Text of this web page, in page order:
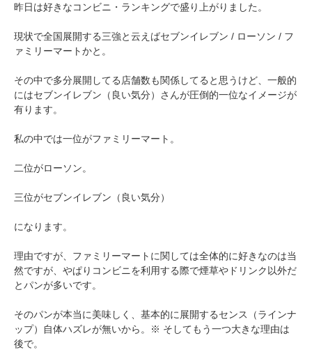
昨日は好きなコンビニ・ランキングで盛り上がりました。
現状で全国展開する三強と云えばセブンイレブン / ローソン / フ
ァミリーマートかと。
その中で多分展開してる店舗数も関係してると思うけど、一般的
にはセブンイレブン（良い気分）さんが圧倒的一位なイメージが
有ります。
私の中では一位がファミリーマート。
二位がローソン。
三位がセブンイレブン（良い気分）
になります。
理由ですが、ファミリーマートに関しては全体的に好きなのは当
然ですが、やぱりコンビニを利用する際で煙草やドリンク以外だ
とパンが多いです。
そのパンが本当に美味しく、基本的に展開するセンス（ラインナ
ップ）自体ハズレが無いから。※ そしてもう一つ大きな理由は
後で。